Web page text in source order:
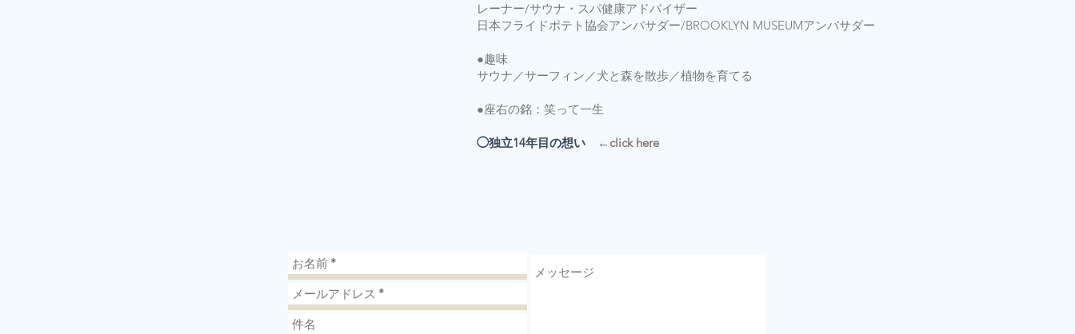
レーナー/サウナ・スパ健康アドバイザー
日本フライドポテト協会アンバサダー/BROOKLYN MUSEUMアンバサダー
●趣味
サウナ／サーフィン／犬と森を散歩／植物を育てる
●座右の銘：笑って一生
◯独立14年目の想い ←click here